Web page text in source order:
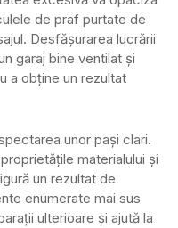
de praf purtate de
Desfășurarea lucrării
garaj bine ventilat și
a obține un rezultat
unor pași clari.
materialului și
un rezultat de
enumerate mai sus
ulterioare și ajută la